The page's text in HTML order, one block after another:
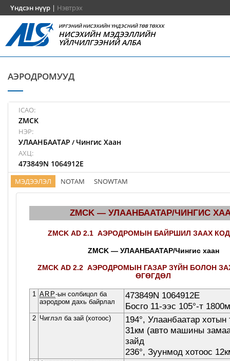
Үндсэн нүүр | Нэвтрэх
ИРГЭНИЙ НИСЭХИЙН ҮНДЭСНИЙ ТӨВ ТӨХХК
НИСЭХИЙН МЭДЭЭЛЛИЙН
ҮЙЛЧИЛГЭЭНИЙ АЛБА
АЭРОДРОМУУД
ICAO:
ZMCK
НЭР:
УЛААНБААТАР / Чингис Хаан
АХЦ:
473849N 1064912E
МЭДЭЭЛЭЛ NOTAM SNOWTAM